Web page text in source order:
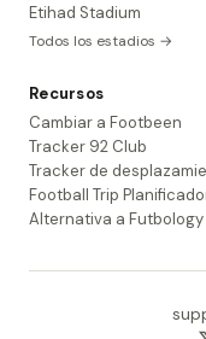
Etihad Stadium
Todos los estadios →
Recursos
Cambiar a Footbeen
Tracker 92 Club
Tracker de
Football Trip
Alternativa a Futbology